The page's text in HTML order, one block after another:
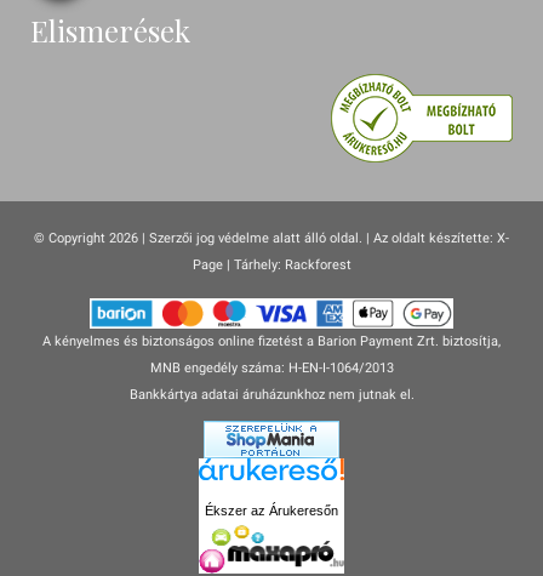
Elismerések
© Copyright 2026 | Szerzői jog védelme alatt álló oldal. | Az oldalt készítette: X-
Page| Tárhely: Rackforest
A kényelmes és biztonságos online fizetést a Barion Payment Zrt. biztosítja,
MNB engedély száma: H-EN-I-1064/2013
Bankkártya adatai áruházunkhoz nem jutnak el.
Ékszer az Árukeresőn